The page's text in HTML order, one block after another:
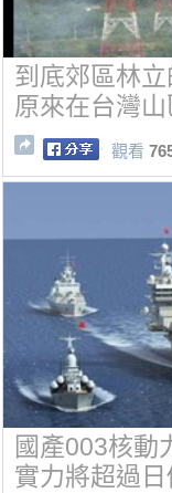
到底郊區林
原來在台灣
觀看
國產003核動
實力將超過日